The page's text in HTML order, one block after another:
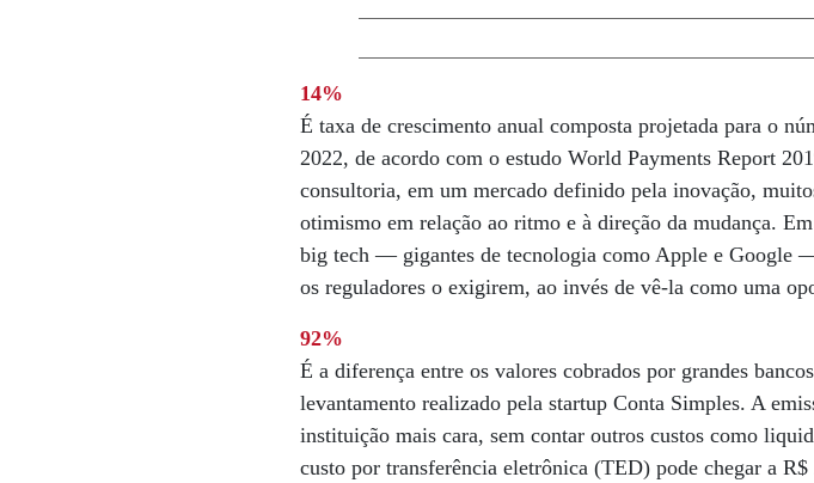
14%
É taxa de crescimento anual composta projetada para o
2022, de acordo com o estudo World Payments Report
consultoria, em um mercado definido pela inovação,
otimismo em relação ao ritmo e à direção da mudança.
big tech — gigantes de tecnologia como Apple e Google
os reguladores o exigirem, ao invés de vê-la como uma
92%
É a diferença entre os valores cobrados por grandes
levantamento realizado pela startup Conta Simples. A
instituição mais cara, sem contar outros custos como
custo por transferência eletrônica (TED) pode chegar a